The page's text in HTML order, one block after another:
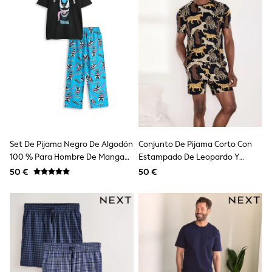
School Bags
Stationery
Underwear & Socks
All Occasionwear
Communion
Wedding
Shirts
Trousers
Shoes
Suit Jackets
Ties
New In
Robes
All Accessories
New In
Bags
Hats
Denim Jackets
Raincoats
Waterproof
Set De Pijama Negro De Algodón
100 % Para Hombre De Manga
Corta Y Pernera Larga Con
Vanilla Underground
50 €
Conjunto De Pijama Corto Con
Estampado De Leopardo Y
Estrellas De Chelsea Peers
50 €